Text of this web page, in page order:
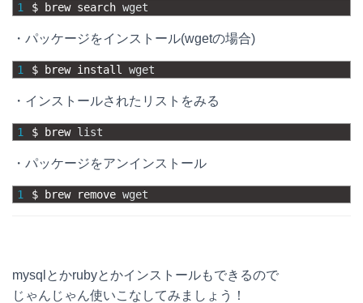
1 $ brew search wget
・パッケージをインストール(wgetの場合)
1 $ brew install wget
・インストールされたリストをみる
1 $ brew list
・パッケージをアンインストール
1 $ brew remove wget
mysqlとかrubyとかインストールもできるので
じゃんじゃん使いこなしてみましょう！